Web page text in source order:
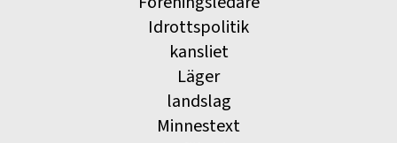
Idrottspolitik
kansliet
Läger
landslag
Minnestext